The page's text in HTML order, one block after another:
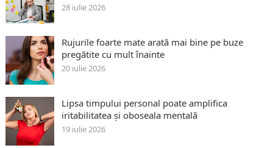
28 iulie 2026
Rujurile foarte mate arată mai bine pe buze
pregătite cu mult înainte
20 iulie 2026
Lipsa timpului personal poate amplifica
iritabilitatea și oboseala mentală
19 iulie 2026